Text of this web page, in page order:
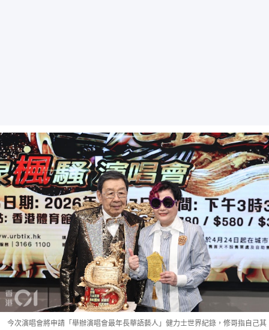
今次演唱會將申請「舉辦演唱會最年長華語藝人」健力士世界紀錄，修哥指自己其